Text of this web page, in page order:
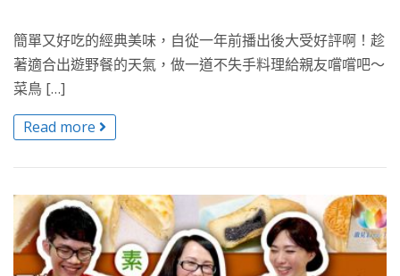
簡單又好吃的經典美味，自從一年前播出後大受好評啊！趁
著適合出遊野餐的天氣，做一道不失手料理給親友嚐嚐吧～
菜鳥 […]
Read more